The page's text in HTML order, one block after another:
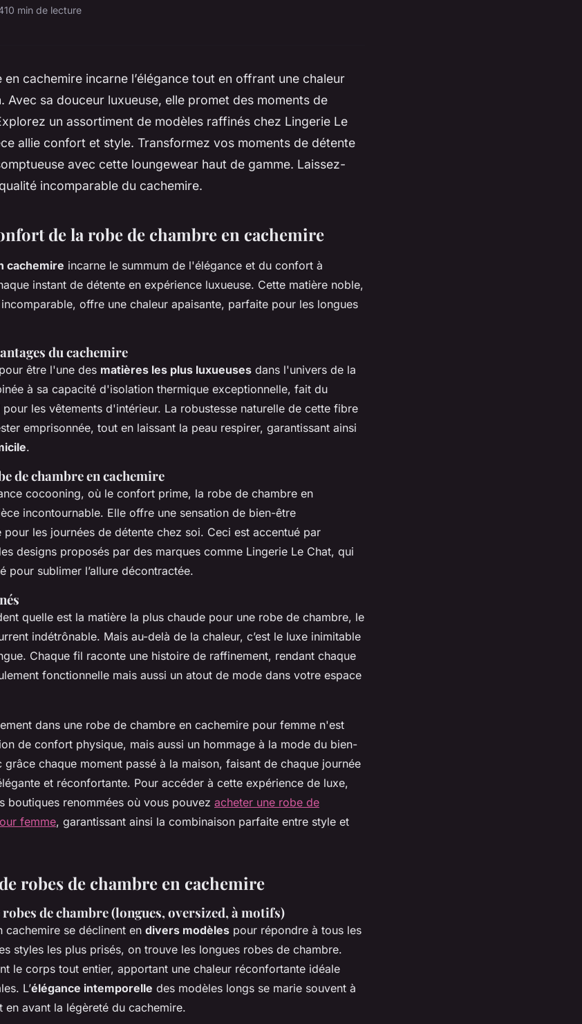
10 min de lecture
cachemire incarne l’élégance tout en offrant une chaleur
Avec sa douceur luxueuse, elle promet des moments de
un assortiment de modèles raffinés chez Lingerie Le
allie confort et style. Transformez vos moments de détente
avec cette loungewear haut de gamme. Laissez-
incomparable du cachemire.
de la robe de chambre en cachemire
cachemire incarne le summum de l'élégance et du confort à
instant de détente en expérience luxueuse. Cette matière noble,
offre une chaleur apaisante, parfaite pour les longues
du cachemire
être l'une des matières les plus luxueuses dans l'univers de la
à sa capacité d'isolation thermique exceptionnelle, fait du
les vêtements d'intérieur. La robustesse naturelle de cette fibre
emprisonnée, tout en laissant la peau respirer, garantissant ainsi
.
de chambre en cachemire
cocooning, où le confort prime, la robe de chambre en
incontournable. Elle offre une sensation de bien-être
pour les journées de détente chez soi. Ceci est accentué par
designs proposés par des marques comme Lingerie Le Chat, qui
pour sublimer l’allure décontractée.
quelle est la matière la plus chaude pour une robe de chambre, le
indétrônable. Mais au-delà de la chaleur, c’est le luxe inimitable
Chaque fil raconte une histoire de raffinement, rendant chaque
fonctionnelle mais aussi un atout de mode dans votre espace
dans une robe de chambre en cachemire pour femme n'est
de confort physique, mais aussi un hommage à la mode du bien-
chaque moment passé à la maison, faisant de chaque journée
et réconfortante. Pour accéder à cette expérience de luxe,
boutiques renommées où vous pouvez acheter une robe de
femme, garantissant ainsi la combinaison parfaite entre style et
robes de chambre en cachemire
de chambre (longues, oversized, à motifs)
cachemire se déclinent en divers modèles pour répondre à tous les
styles les plus prisés, on trouve les longues robes de chambre.
le corps tout entier, apportant une chaleur réconfortante idéale
L’élégance intemporelle des modèles longs se marie souvent à
en avant la légèreté du cachemire.